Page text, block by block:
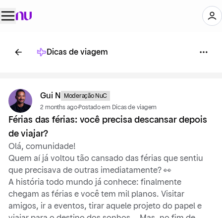
Dicas de viagem
Gui N
Moderação NuC
2 months ago·Postado em Dicas de viagem
Férias das férias: você precisa descansar depois
de viajar?
Olá, comunidade!
Quem aí já voltou tão cansado das férias que sentiu
que precisava de outras imediatamente? 👀
A história todo mundo já conhece: finalmente
chegam as férias e você tem mil planos. Visitar
amigos, ir a eventos, tirar aquele projeto do papel e